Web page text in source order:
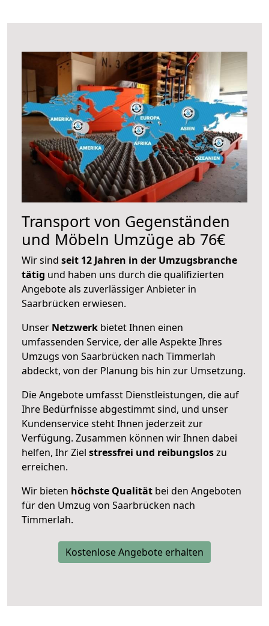
Transport von Gegenständen
und Möbeln Umzüge ab 76€
Wir sind seit 12 Jahren in der Umzugsbranche
tätig und haben uns durch die qualifizierten
Angebote als zuverlässiger Anbieter in
Saarbrücken erwiesen.
Unser Netzwerk bietet Ihnen einen
umfassenden Service, der alle Aspekte Ihres
Umzugs von Saarbrücken nach Timmerlah
abdeckt, von der Planung bis hin zur Umsetzung.
Die Angebote umfasst Dienstleistungen, die auf
Ihre Bedürfnisse abgestimmt sind, und unser
Kundenservice steht Ihnen jederzeit zur
Verfügung. Zusammen können wir Ihnen dabei
helfen, Ihr Ziel stressfrei und reibungsloszu
erreichen.
Wir bieten höchste Qualität bei den Angeboten
für den Umzug von Saarbrücken nach
Timmerlah.
Kostenlose Angebote erhalten